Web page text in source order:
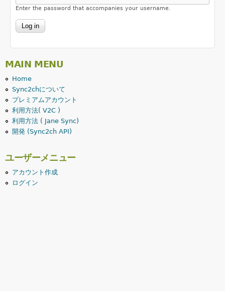
Enter the password that accompanies your username.
MAIN MENU
Home
Sync2chについて
プレミアムアカウント
利用方法( V2C )
利用方法 ( Jane Sync)
開発 (Sync2ch API)
ユーザーメニュー
アカウント作成
ログイン